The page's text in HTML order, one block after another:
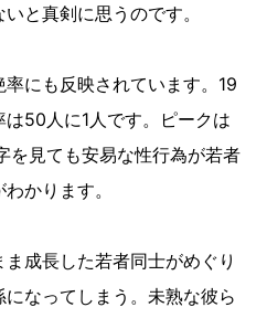
と真剣に思うのです。
にも反映されています。19
50人に1人です。ピークは
を見ても安易な性行為が若者
かります。
成長した若者同士がめぐり
なってしまう。未熟な彼ら